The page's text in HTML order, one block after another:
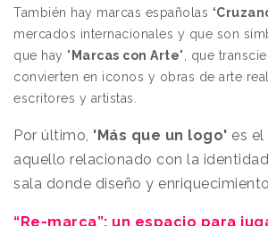
También hay marcas españolas
mercados internacionales y que son
que hay 'Marcas con Arte' , que
convierten en iconos y obras de arte
escritores y artistas.
Por último, 'Más que un logo' es
aquello relacionado con la
sala donde diseño y
“Re-marca”: un espacio para